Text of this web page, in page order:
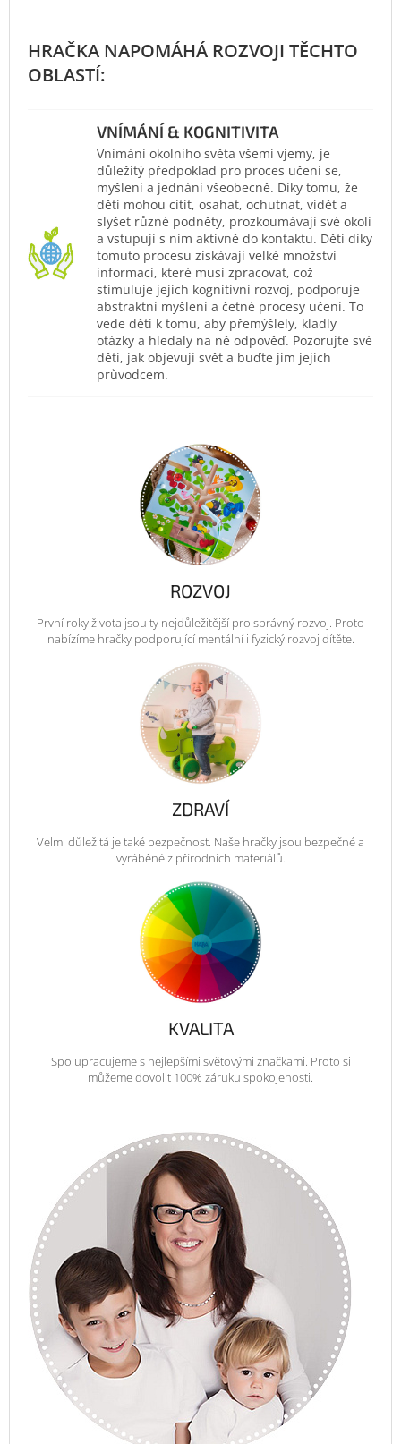
VNÍMÁNÍ & KOGNITIVITA
Vnímání okolního světa všemi vjemy, je
důležitý předpoklad pro proces učení se,
myšlení a jednání všeobecně. Díky tomu, že
děti mohou cítit, osahat, ochutnat, vidět a
slyšet různé podněty, prozkoumávají své okolí
a vstupují s ním aktivně do kontaktu. Děti díky
tomuto procesu získávají velké množství
informací, které musí zpracovat, což
stimuluje jejich kognitivní rozvoj, podporuje
abstraktní myšlení a četné procesy učení. To
vede děti k tomu, aby přemýšlely, kladly
otázky a hledaly na ně odpověď. Pozorujte své
děti, jak objevují svět a buďte jim jejich
průvodcem.
ROZVOJ
První roky života jsou ty nejdůležitější pro správný rozvoj. Proto
nabízíme hračky podporující mentální i fyzický rozvoj dítěte.
ZDRAVÍ
Velmi důležitá je také bezpečnost. Naše hračky jsou bezpečné a
vyráběné z přírodních materiálů.
KVALITA
Spolupracujeme s nejlepšími světovými značkami. Proto si
můžeme dovolit 100% záruku spokojenosti.